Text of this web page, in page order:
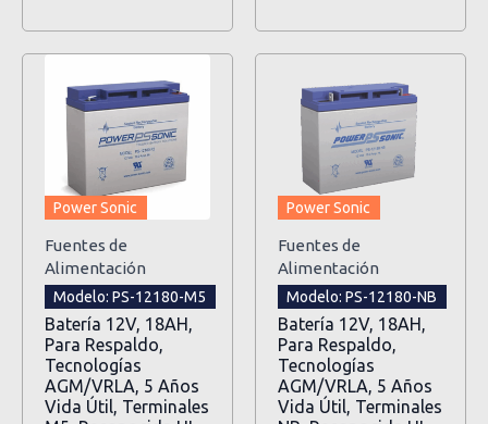
Power Sonic
Fuentes de
Alimentación
Modelo: PS-12180-M5
Batería 12V, 18AH,
Para Respaldo,
Tecnologías
AGM/VRLA, 5 Años
Vida Útil, Terminales
Power Sonic
Fuentes de
Alimentación
Modelo: PS-12180-NB
Batería 12V, 18AH,
Para Respaldo,
Tecnologías
AGM/VRLA, 5 Años
Vida Útil, Terminales